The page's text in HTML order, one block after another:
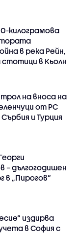
килограмова
в река Рейн,
стотици в Кьолн
на вноса на
от РС
и Турция
– дългогодишен
в „Пирогов“
издирва
в София с